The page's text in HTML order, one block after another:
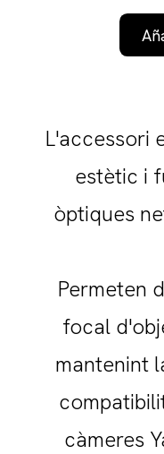
L'accessori
estètic i
òptiques
Permeten
focal
mantenint
càmeres